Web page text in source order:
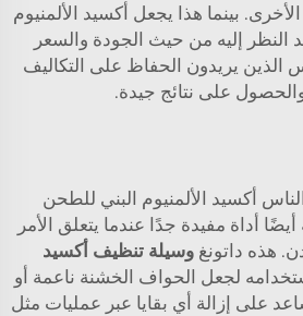
بينما هذا يجعل أكسيد الألمنيوم
النظر إليه من حيث الجودة والسعر
الذين يريدون الحفاظ على التكاليف
على نتائج جيدة.
أكسيد الألمنيوم البني للطحن
أداة مفيدة جدًا عندما يتعلق الأمر
هذه داتونغ وسيلة تنظيف أكسيد
لجعل الحواف الخشنة ناعمة أو
على إزالة أي بقايا عبر عمليات مثل